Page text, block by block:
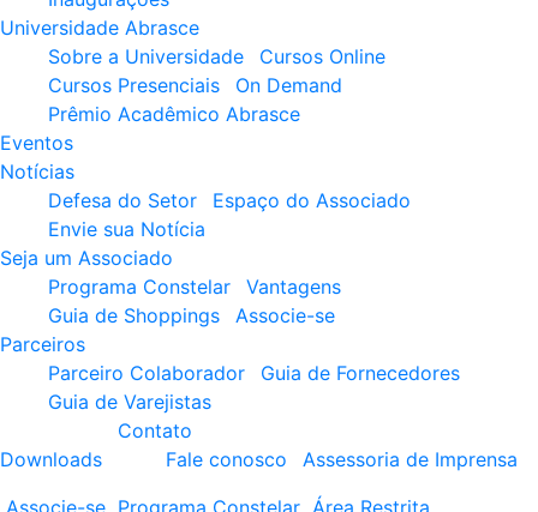
Universidade Abrasce
Sobre a Universidade
Cursos Online
Cursos Presenciais
On Demand
Prêmio Acadêmico Abrasce
Eventos
Notícias
Defesa do Setor
Espaço do Associado
Envie sua Notícia
Seja um Associado
Programa Constelar
Vantagens
Guia de Shoppings
Associe-se
Parceiros
Parceiro Colaborador
Guia de Fornecedores
Guia de Varejistas
Downloads
Contato
Fale conosco
Assessoria de Imprensa
Associe-se Programa Constelar Área Restrita